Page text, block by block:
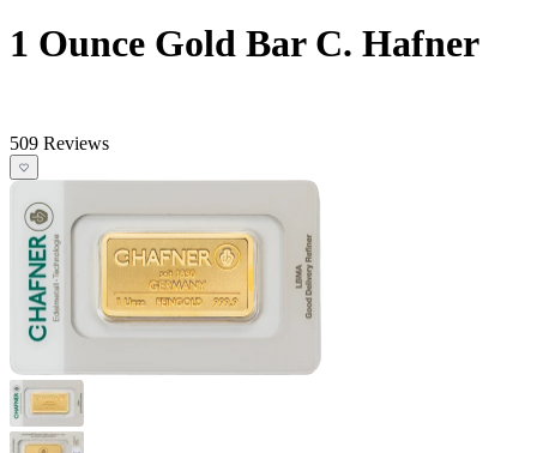
1 Ounce Gold Bar C. Hafner
509 Reviews